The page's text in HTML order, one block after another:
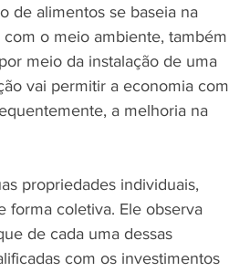
de alimentos se baseia na
o meio ambiente, também
meio da instalação de uma
vai permitir a economia com
a melhoria na
propriedades individuais,
forma coletiva. Ele observa
de cada uma dessas
com os investimentos